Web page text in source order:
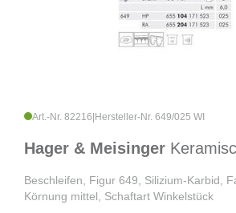
Art.-Nr. 82216 Hersteller-Nr. 649/025 WI
Hager & Meisinger
Beschleifen, Figur 649, Silizium-Karbid,
Körnung mittel, Schaftart Winkelstück